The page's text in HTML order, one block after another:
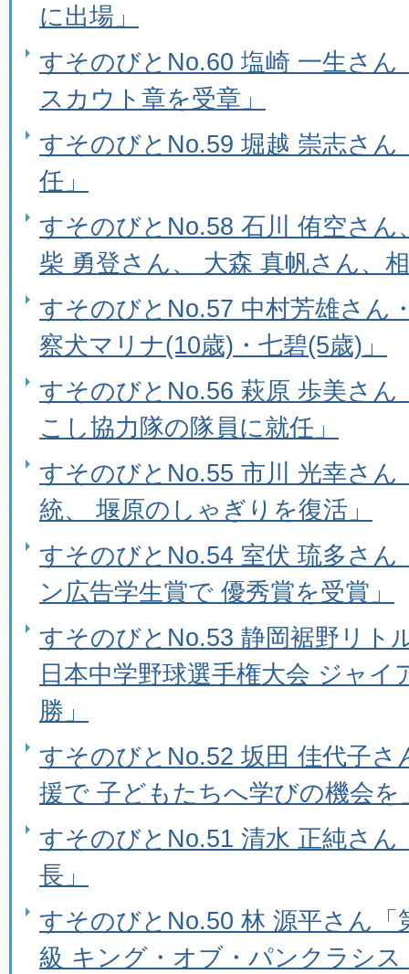
に出場」
すそのびとNo.60 塩崎 一生さん
スカウト章を受章」
すそのびとNo.59 堀越 崇志さん
任」
すそのびとNo.58 石川 侑空さん
柴 勇登さん、 大森 真帆さん、
すそのびとNo.57 中村芳雄さん
察犬マリナ(10歳)・七碧(5歳)」
すそのびとNo.56 萩原 歩美さん
こし協力隊の隊員に就任」
すそのびとNo.55 市川 光幸さん
統、 堰原のしゃぎりを復活」
すそのびとNo.54 室伏 琉多さん
ン広告学生賞で 優秀賞を受賞」
すそのびとNo.53 静岡裾野リト
日本中学野球選手権大会 ジャイ
勝」
すそのびとNo.52 坂田 佳代子さ
援で 子どもたちへ学びの機会を
すそのびとNo.51 清水 正純さん
長」
すそのびとNo.50 林 源平さん「
級 キング・オブ・パンクラシス